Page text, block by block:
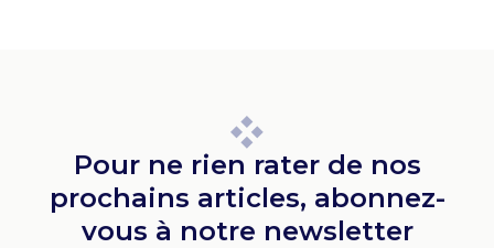
Pour ne rien rater de nos
prochains articles, abonnez-
vous à notre newsletter